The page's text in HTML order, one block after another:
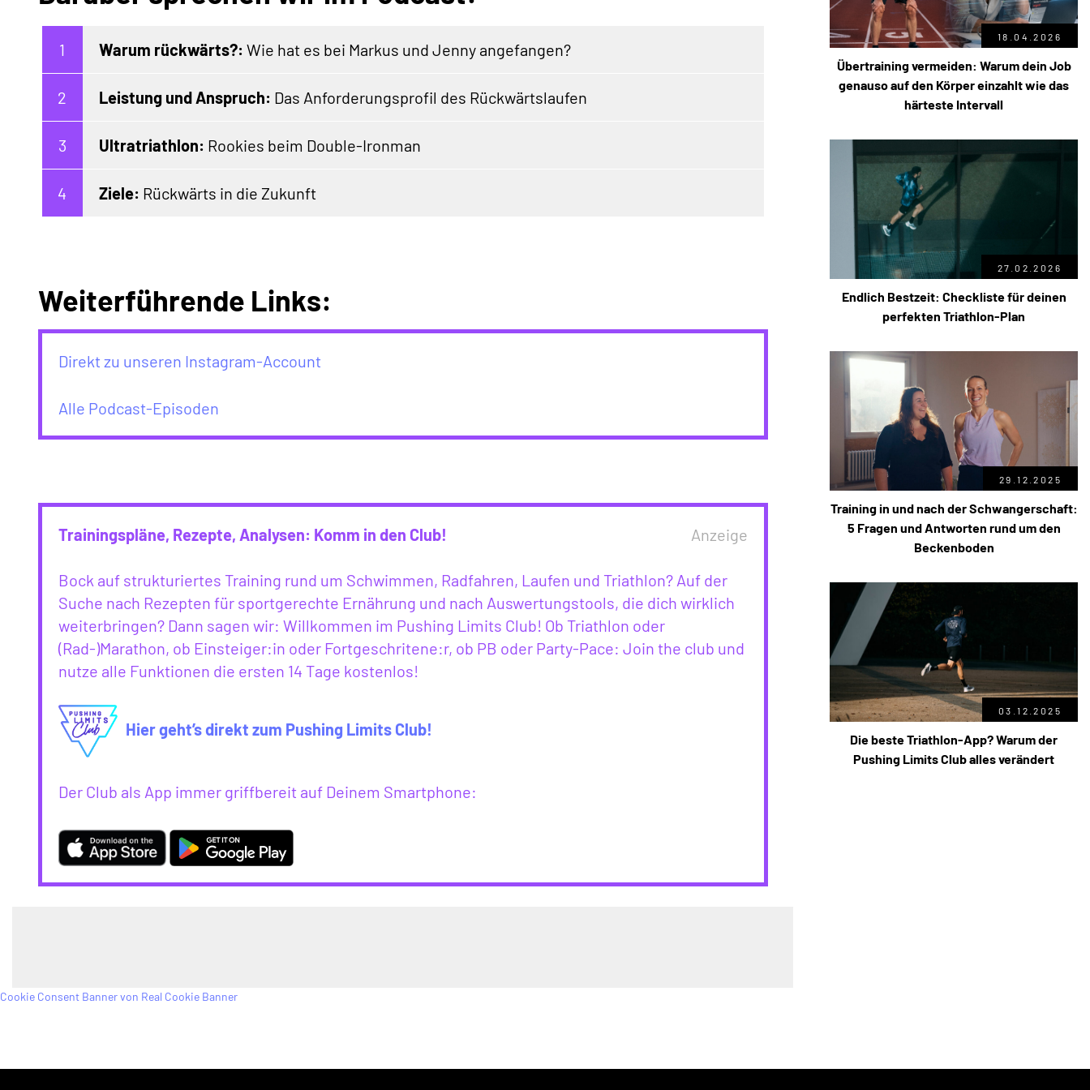
Warum rückwärts?: Wie hat es bei Markus und Jenny angefangen?
Leistung und Anspruch: Das Anforderungsprofil des Rückwärtslaufen
Ultratriathlon: Rookies beim Double-Ironman
Ziele: Rückwärts in die Zukunft
Weiterführende Links:
Direkt zu unseren Instagram-Account
Alle Podcast-Episoden
Trainingspläne, Rezepte, Analysen: Komm in den Club! Anzeige
Bock auf strukturiertes Training rund um Schwimmen, Radfahren, Laufen und Triathlon? Auf der
Suche nach Rezepten für sportgerechte Ernährung und nach Auswertungstools, die dich wirklich
weiterbringen? Dann sagen wir: Willkommen im Pushing Limits Club! Ob Triathlon oder
(Rad-)Marathon, ob Einsteiger:in oder Fortgeschritene:r, ob PB oder Party-Pace: Join the club und
nutze alle Funktionen die ersten 14 Tage kostenlos!
Hier geht’s direkt zum Pushing Limits Club!
Der Club als App immer griffbereit auf Deinem Smartphone:
18.04.2026
Übertraining vermeiden: Warum dein Job
genauso auf den Körper einzahlt wie das
härteste Intervall
27.02.2026
Endlich Bestzeit: Checkliste für deinen
perfekten Triathlon-Plan
29.12.2025
Training in und nach der Schwangerschaft:
5 Fragen und Antworten rund um den
Beckenboden
03.12.2025
Die beste Triathlon-App? Warum der
Pushing Limits Club alles verändert
Cookie Consent Banner von Real Cookie Banner